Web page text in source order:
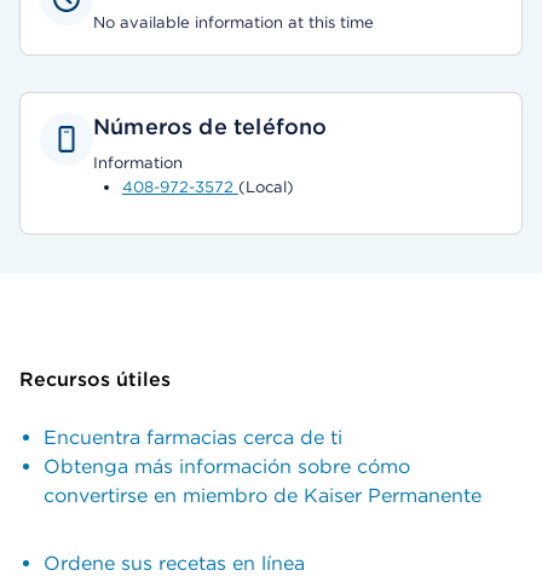
No available information at this time
Números de teléfono
Information
408-972-3572 (Local)
Recursos útiles
Encuentra farmacias cerca de ti
Obtenga más información sobre cómo
convertirse en miembro de Kaiser Permanente
Ordene sus recetas en línea